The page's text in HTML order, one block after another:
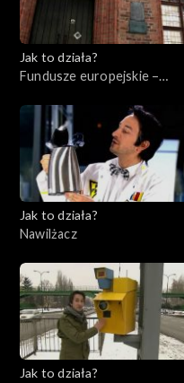
Jak to działa?
Fundusze europejskie –
Jak to działa?
Nawilżacz
Jak to działa?